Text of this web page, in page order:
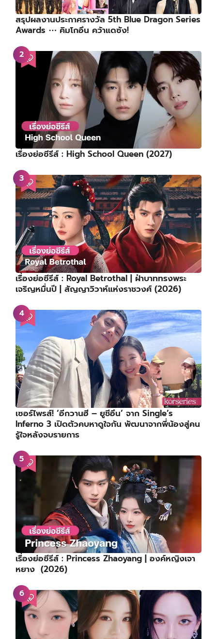
สรุปผลงานประกาศรางวัล 5th Blue Dragon Series
Awards ⋯ คิมโกอึน คว้าแดซัง!
เรื่องย่อซีรีส์ : High School Queen (2027)
เรื่องย่อซีรีส์ : Royal Betrothal | ฝ่าบาททรงพระ
เจริญหมื่นปี | สัญญาวิวาห์แห่งราชวงศ์ (2026)
เซอร์ไพรส์! ‘อีกวานฮี – ยูชีอึน’ จาก Single’s
Inferno 3 เปิดตัวคบหาดูใจกัน พัฒนาจากพี่น้องสู่คน
รู้ใจหลังจบรายการ
เรื่องย่อซีรีส์ : Princess Zhaoyang | องค์หญิงเจา
หยาง (2026)